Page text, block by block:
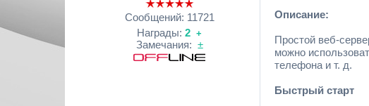
Сообщений: 11721
Награды: 2 +
Замечания: ±
Описание:
Простой веб-
можно
телефона и т. д.
Быстрый старт